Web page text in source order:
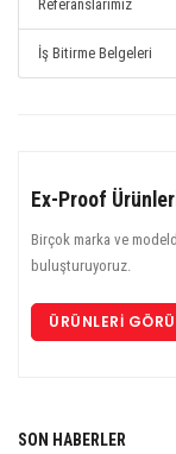
Referanslarımız
İş Bitirme Belgeleri
Ex-Proof
Birçok marka ve
buluşturuyoruz.
ÜRÜNLERI
SON HABERLER